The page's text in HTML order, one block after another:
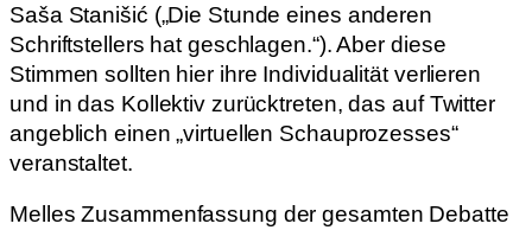
Saša Stanišić („Die Stunde eines anderen
Schriftstellers hat geschlagen.“). Aber diese
Stimmen sollten hier ihre Individualität verlieren
und in das Kollektiv zurücktreten, das auf Twitter
angeblich einen „virtuellen Schauprozesses“
veranstaltet.
Melles Zusammenfassung der gesamten Debatte